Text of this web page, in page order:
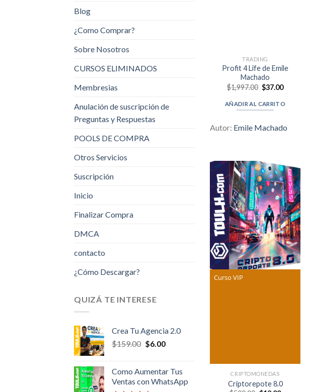
Blog
¿Como Comprar?
Sobre Nosotros
CURSOS ELIMINADOS
Membresias
Anulación de suscripción de
Preguntas y Respuestas
POOLS DE COMPRA
Otros Servicios
Suscripción
Inicio
Finalizar Compra
DMCA
contacto
¿Cómo Descargar?
QUIZÁ TE INTERESE
Crea Tu Agencia 2.0
$159.00 Original
$159.00.
$6.00Current
$6.00.
Como Aumentar Tus
Ventas con WhatsApp
TRADING
Profit 4 Life de Emile
Machado
$1,997.00 Original
price
was:
$1,997.00.
$37.00Current
is:
$37.00.
AÑADIR AL CARRITO
Autor: Emile Machado
Curso VIP
CRIPTOMONEDAS
Criptorepote 8.0